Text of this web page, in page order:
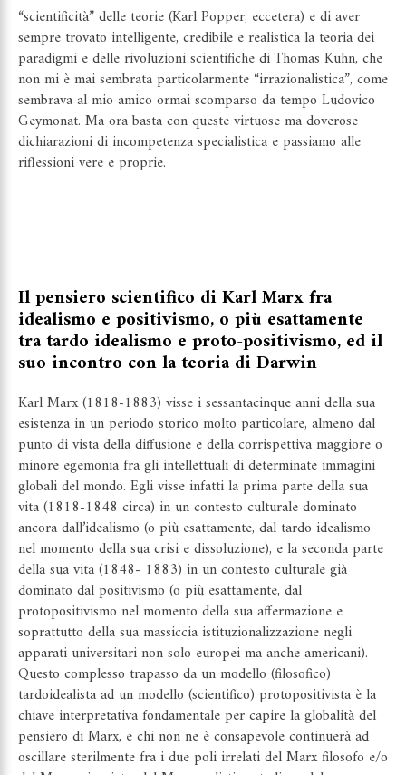
“scientificità” delle teorie (Karl Popper, eccetera) e di aver
sempre trovato intelligente, credibile e realistica la teoria dei
paradigmi e delle rivoluzioni scientifiche di Thomas Kuhn, che
non mi è mai sembrata particolarmente “irrazionalistica”, come
sembrava al mio amico ormai scomparso da tempo Ludovico
Geymonat. Ma ora basta con queste virtuose ma doverose
dichiarazioni di incompetenza specialistica e passiamo alle
riflessioni vere e proprie.
Il pensiero scientifico di Karl Marx fra
idealismo e positivismo, o più esattamente
tra tardo idealismo e proto-positivismo, ed il
suo incontro con la teoria di Darwin
Karl Marx (1818-1883) visse i sessantacinque anni della sua
esistenza in un periodo storico molto particolare, almeno dal
punto di vista della diffusione e della corrispettiva maggiore o
minore egemonia fra gli intellettuali di determinate immagini
globali del mondo. Egli visse infatti la prima parte della sua
vita (1818-1848 circa) in un contesto culturale dominato
ancora dall’idealismo (o più esattamente, dal tardo idealismo
nel momento della sua crisi e dissoluzione), e la seconda parte
della sua vita (1848- 1883) in un contesto culturale già
dominato dal positivismo (o più esattamente, dal
protopositivismo nel momento della sua affermazione e
soprattutto della sua massiccia istituzionalizzazione negli
apparati universitari non solo europei ma anche americani).
Questo complesso trapasso da un modello (filosofico)
tardoidealista ad un modello (scientifico) protopositivista è la
chiave interpretativa fondamentale per capire la globalità del
pensiero di Marx, e chi non ne è consapevole continuerà ad
oscillare sterilmente fra i due poli irrelati del Marx filosofo e/o